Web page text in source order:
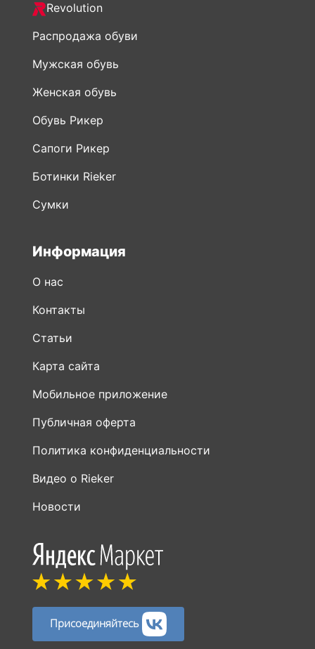
Revolution
Распродажа обуви
Мужская обувь
Женская обувь
Обувь Рикер
Сапоги Рикер
Ботинки Rieker
Сумки
Информация
О нас
Контакты
Статьи
Карта сайта
Мобильное приложение
Публичная оферта
Политика конфиденциальности
Видео о Rieker
Новости
Присоединяйтесь